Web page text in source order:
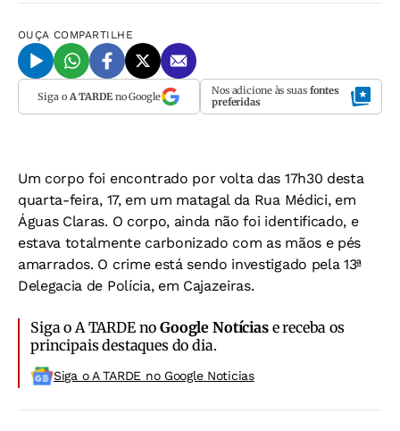
OUÇA COMPARTILHE
Siga o A TARDEno Google Nos adicione às suas fontes
preferidas
Um corpo foi encontrado por volta das 17h30 desta
quarta-feira, 17, em um matagal da Rua Médici, em
Águas Claras. O corpo, ainda não foi identificado, e
estava totalmente carbonizado com as mãos e pés
amarrados. O crime está sendo investigado pela 13ª
Delegacia de Polícia, em Cajazeiras.
Siga o A TARDE noGoogle Notíciase receba os
principais destaques do dia.
Siga o A TARDE no Google Noticias